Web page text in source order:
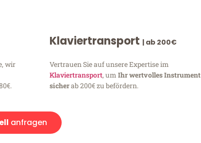
wir
Klaviertransport | ab 200€
Vertrauen Sie auf unsere Expertise im
Klaviertransport, um Ihr wertvolles Instrument
sicherab 200€ zu befördern.
anfragen